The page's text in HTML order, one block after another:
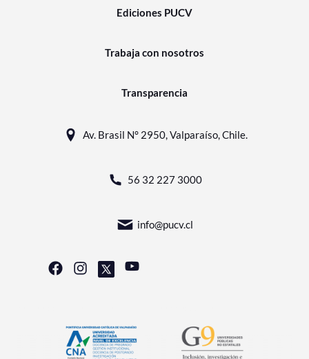
Ediciones PUCV
Trabaja con nosotros
Transparencia
Av. Brasil N° 2950, Valparaíso, Chile.
56 32 227 3000
info@pucv.cl